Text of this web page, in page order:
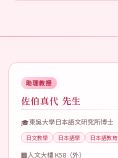
助理教授
佐伯真代 先生
🎓東吳大學日本語文研究所博士
日文教學 日本語學 日本語教育
🏢人文大樓 K58（外）